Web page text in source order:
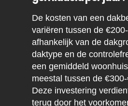
De kosten van een
variëren tussen de
afhankelijk van de
daktype en de
een gemiddeld
meestal tussen de
Deze investering
terug door het